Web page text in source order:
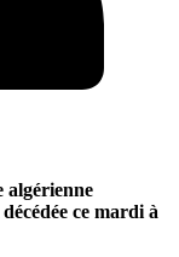
algérienne
ce mardi à